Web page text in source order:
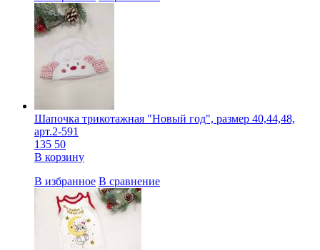
Шапочка трикотажная "Новый год", размер 40,44,48,
арт.2-591
135 50
В корзину
В избранное В сравнение